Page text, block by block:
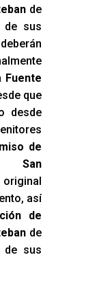
de
de sus
Fuente
que
desde
de
San
así
de
de
de sus